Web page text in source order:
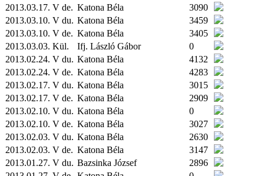
2013.03.17. V de. Katona Béla
3090
2013.03.10. V du. Katona Béla
3459
2013.03.10. V de. Katona Béla
3405
2013.03.03. Kül. Ifj. László Gábor
0
2013.02.24. V du. Katona Béla
4132
2013.02.24. V de. Katona Béla
4283
2013.02.17. V du. Katona Béla
3015
2013.02.17. V de. Katona Béla
2909
2013.02.10. V du. Katona Béla
0
2013.02.10. V de. Katona Béla
3027
2013.02.03. V du. Katona Béla
2630
2013.02.03. V de. Katona Béla
3147
2013.01.27. V du. Bazsinka József
2896